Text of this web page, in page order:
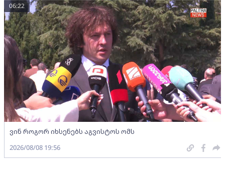
ვინ როგორ იხსენებს აგვისტოს ომს
06:22
2026/08/08 19:56